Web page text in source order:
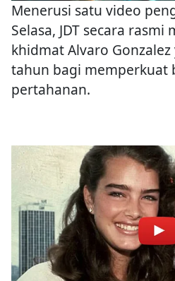
Menerusi satu video
Selasa, JDT secara rasmi
khidmat Alvaro
tahun bagi memperkuat
pertahanan.